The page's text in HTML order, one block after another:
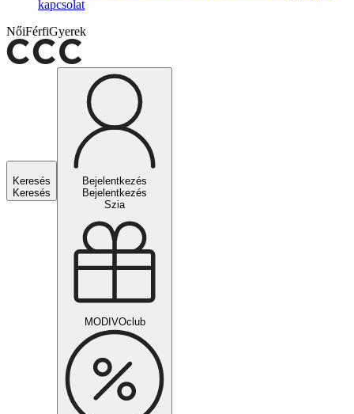
kapcsolat
NőiFérfiGyerek
Keresés
Keresés
Bejelentkezés
Bejelentkezés
Szia
MODIVOclub